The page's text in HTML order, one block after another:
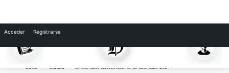
Inicio Cultura El Salvador celebra festival de cine Ícaro 2024
Acceder Registrarse